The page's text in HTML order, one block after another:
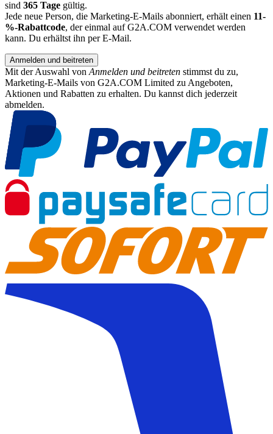
sind 365 Tage gültig.
Jede neue Person, die Marketing-E-Mails abonniert, erhält einen 11-
%-Rabattcode, der einmal auf G2A.COM verwendet werden
kann. Du erhältst ihn per E-Mail.
Anmelden und beitreten
Mit der Auswahl von Anmelden und beitreten stimmst du zu,
Marketing-E-Mails von G2A.COM Limited zu Angeboten,
Aktionen und Rabatten zu erhalten. Du kannst dich jederzeit
abmelden.